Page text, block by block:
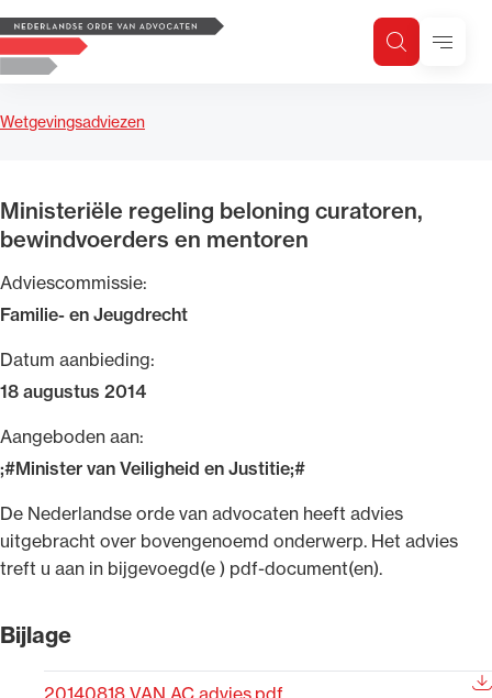
Logo, to the homepage
ZoekenMenu
Wetgevingsadviezen
Ministeriële regeling beloning curatoren,
bewindvoerders en mentoren
Adviescommissie:
Familie- en Jeugdrecht
Datum aanbieding:
18 augustus 2014
Aangeboden aan:
;#Minister van Veiligheid en Justitie;#
​De Nederlandse orde van advocaten heeft advies
uitgebracht over bovengenoemd onderwerp. Het advies
treft u aan in bijgevoegd(e ) pdf-document(en).
Bijlage
Zoeken
Zoek op trefwoord
Uitgelicht